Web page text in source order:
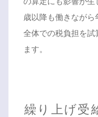
歳以降も働きながら
全体での税負担を試
ます。
繰り上げ受